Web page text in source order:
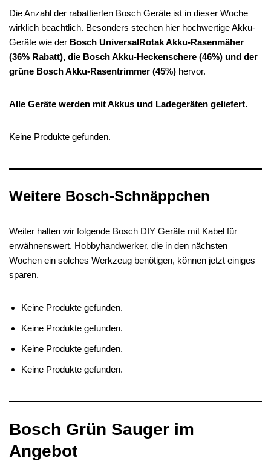
Die Anzahl der rabattierten Bosch Geräte ist in dieser Woche
wirklich beachtlich. Besonders stechen hier hochwertige Akku-
Geräte wie der Bosch UniversalRotak Akku-Rasenmäher
(36% Rabatt), die Bosch Akku-Heckenschere (46%) und der
grüne Bosch Akku-Rasentrimmer (45%) hervor.
Alle Geräte werden mit Akkus und Ladegeräten geliefert.
Keine Produkte gefunden.
Weitere Bosch-Schnäppchen
Weiter halten wir folgende Bosch DIY Geräte mit Kabel für
erwähnenswert. Hobbyhandwerker, die in den nächsten
Wochen ein solches Werkzeug benötigen, können jetzt einiges
sparen.
Keine Produkte gefunden.
Keine Produkte gefunden.
Keine Produkte gefunden.
Keine Produkte gefunden.
Bosch Grün Sauger im
Angebot